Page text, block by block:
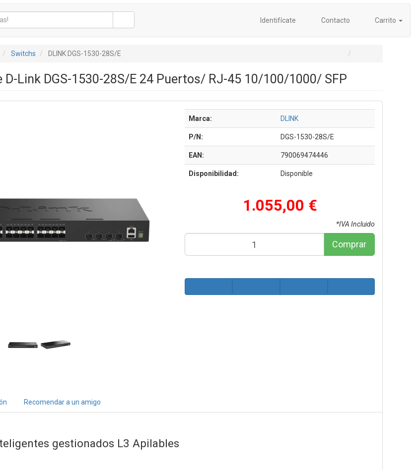
Identifícate Contacto Carrito
Switchs DLINK DGS-1530-28S/E
D-Link DGS-1530-28S/E 24 Puertos/ RJ-45 10/100/1000/ SFP
Marca: DLINK
P/N: DGS-1530-28S/E
EAN: 790069474446
Disponibilidad: Disponible
1.055,00 €
*IVA Incluido
Comprar
Recomendar a un amigo
gestionados L3 Apilables